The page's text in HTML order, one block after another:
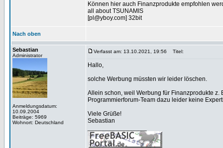
Können hier auch Finanzprodukte empfohlen
all about TSUNAMIS
[pl@yboy.com] 32bit
Nach oben
Sebastian
Administrator
Anmeldungsdatum:
10.09.2004
Beiträge: 5969
Wohnort: Deutschland
Verfasst am: 13.10.2021, 19:56 Titel:
Hallo,
solche Werbung müssten wir leider löschen.
Allein schon, weil Werbung für Finanzprodukte
Programmierforum-Team dazu leider keine
Viele Grüße!
Sebastian